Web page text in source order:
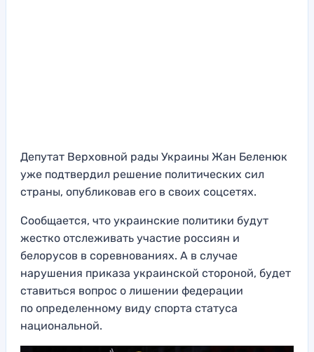
Депутат Верховной рады Украины Жан Беленюк
уже подтвердил решение политических сил
страны, опубликовав его в своих соцсетях.
Сообщается, что украинские политики будут
жестко отслеживать участие россиян и
белорусов в соревнованиях. А в случае
нарушения приказа украинской стороной, будет
ставиться вопрос о лишении федерации
по определенному виду спорта статуса
национальной.